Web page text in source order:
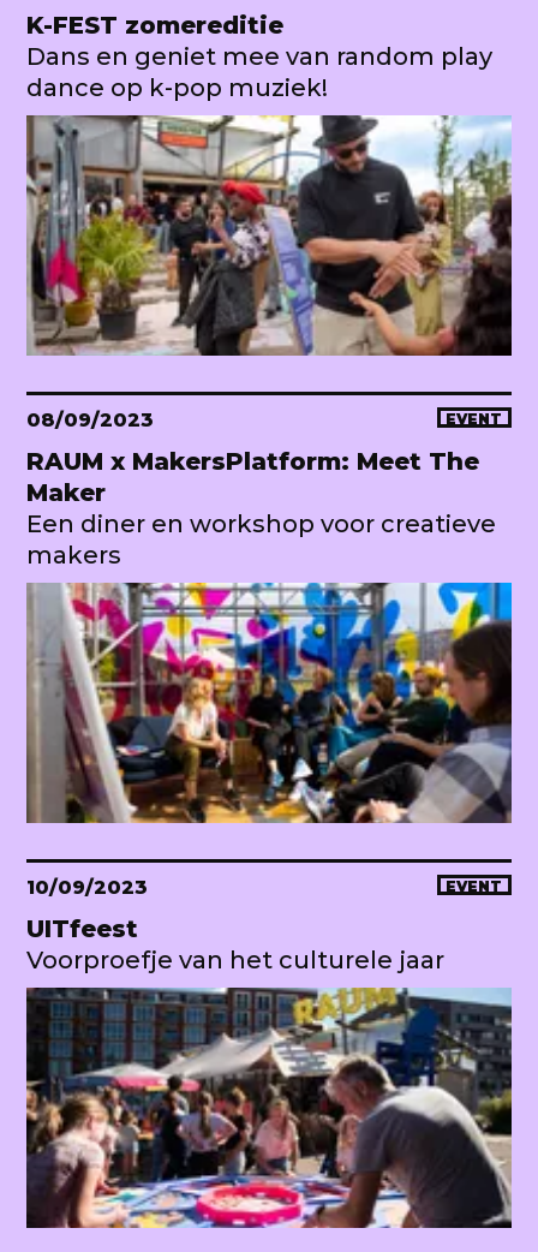
K-FEST zomereditie
Dans en geniet mee van random play
dance op k-pop muziek!
08/09/2023 EVENT
RAUM x MakersPlatform: Meet The
Maker
Een diner en workshop voor creatieve
makers
10/09/2023 EVENT
UITfeest
Voorproefje van het culturele jaar